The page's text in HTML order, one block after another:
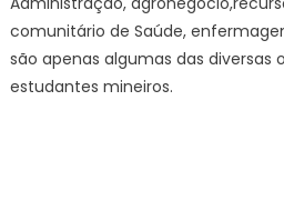
comunitário de Saúde,
são apenas algumas das diversas
estudantes mineiros.